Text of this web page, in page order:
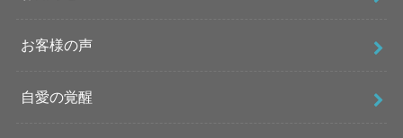
お客様の声
自愛の覚醒